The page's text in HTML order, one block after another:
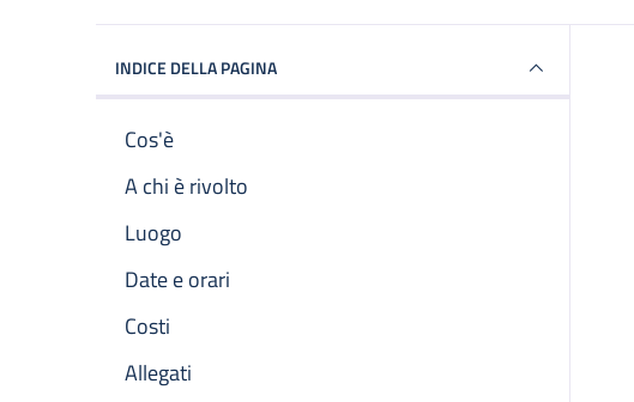
INDICE DELLA PAGINA
Cos'è
A chi è rivolto
Luogo
Date e orari
Costi
Allegati